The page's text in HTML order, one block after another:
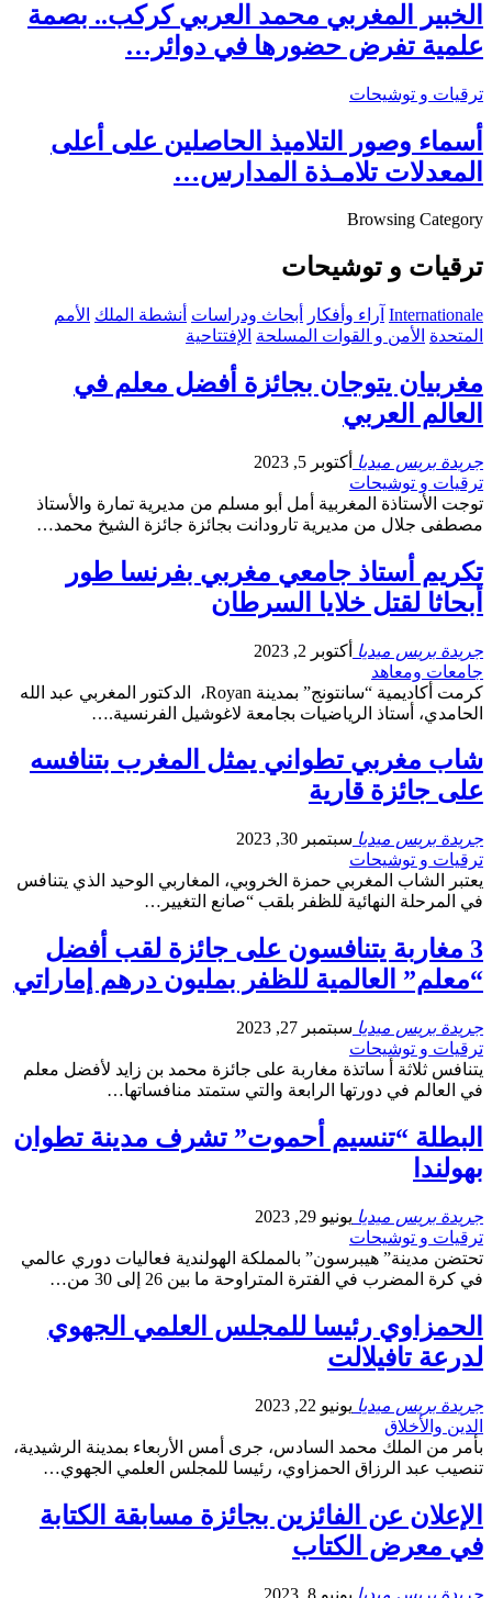
الخبير المغربي محمد العربي كركب.. بصمة
علمية تفرض حضورها في دوائر…
ترقيات و توشيحات
أسماء وصور التلاميذ الحاصلين على أعلى
المعدلات تلامـذة المدارس…
Browsing Category
ترقيات و توشيحات
Internationale آراء وأفكار أبحاث ودراسات أنشطة الملك الأمم
المتحدة الأمن و القوات المسلحة الإفتتاحية
مغربيان يتوجان بجائزة أفضل معلم في
العالم العربي
جريدة بريس ميديا أكتوبر 5, 2023
ترقيات و توشيحات
توجت الأستاذة المغربية أمل أبو مسلم من مديرية تمارة والأستاذ
مصطفى جلال من مديرية تارودانت بجائزة جائزة الشيخ محمد…
تكريم أستاذ جامعي مغربي بفرنسا طور
أبحاثا لقتل خلايا السرطان
جريدة بريس ميديا أكتوبر 2, 2023
جامعات ومعاهد
كرمت أكاديمية “سانتونج” بمدينة Royan، الدكتور المغربي عبد الله
الحامدي، أستاذ الرياضيات بجامعة لاغوشيل الفرنسية.…
شاب مغربي تطواني يمثل المغرب بتنافسه
على جائزة قارية
جريدة بريس ميديا سبتمبر 30, 2023
ترقيات و توشيحات
يعتبر الشاب المغربي حمزة الخروبي، المغاربي الوحيد الذي يتنافس
في المرحلة النهائية للظفر بلقب “صانع التغيير…
3 مغاربة يتنافسون على جائزة لقب أفضل
“معلم” العالمية للظفر بمليون درهم إماراتي
جريدة بريس ميديا سبتمبر 27, 2023
ترقيات و توشيحات
يتنافس ثلاثة أ ساتذة مغاربة على جائزة محمد بن زايد لأفضل معلم
في العالم في دورتها الرابعة والتي ستمتد منافساتها…
البطلة “تنسيم أحموت” تشرف مدينة تطوان
بهولندا
جريدة بريس ميديا يونيو 29, 2023
ترقيات و توشيحات
تحتضن مدينة” هيبرسون” بالمملكة الهولندية فعاليات دوري عالمي
في كرة المضرب في الفترة المتراوحة ما بين 26 إلى 30 من…
الحمزاوي رئيسا للمجلس العلمي الجهوي
لدرعة تافيلالت
جريدة بريس ميديا يونيو 22, 2023
الدين والأخلاق
بأمر من الملك محمد السادس، جرى أمس الأربعاء بمدينة الرشيدية،
تنصيب عبد الرزاق الحمزاوي، رئيسا للمجلس العلمي الجهوي…
الإعلان عن الفائزين بجائزة مسابقة الكتابة
في معرض الكتاب
جريدة بريس ميديا يونيو 8, 2023